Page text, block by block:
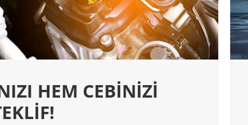
HEM CEBİNİZİ